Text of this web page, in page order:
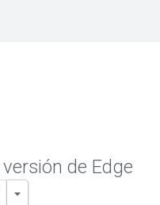
de Edge